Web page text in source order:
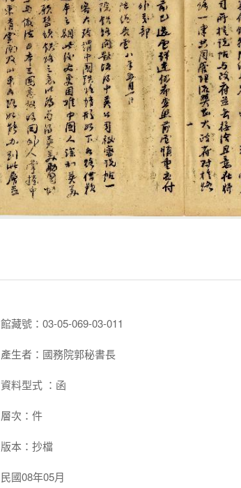
館藏號：03-05-069-03-011
產生者：國務院郭秘書長
資料型式 ：函
層次：件
版本：抄檔
民國08年05月